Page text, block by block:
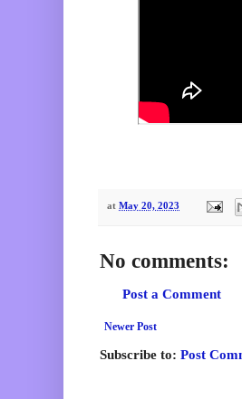
at May 20, 2023
No comments:
Post a Comment
Newer Post
Subscribe to: Post